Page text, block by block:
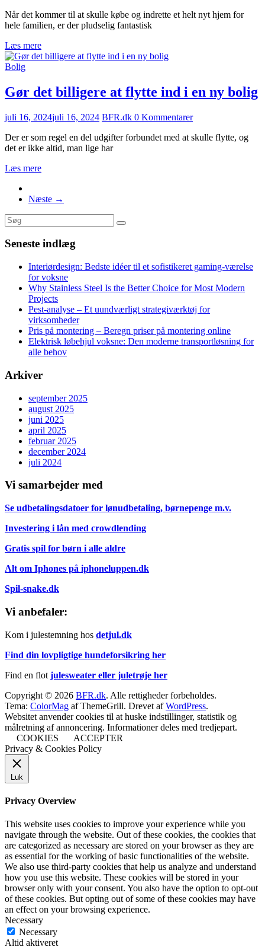
Når det kommer til at skulle købe og indrette et helt nyt hjem for
hele familien, er der pludselig fantastisk
Læs mere
Bolig
Gør det billigere at flytte ind i en ny bolig
juli 16, 2024juli 16, 2024 BFR.dk 0 Kommentarer
Der er som regel en del udgifter forbundet med at skulle flytte, og
det er ikke altid, man lige har
Læs mere
Næste →
Seneste indlæg
Interiørdesign: Bedste idéer til et sofistikeret gaming-værelse
for voksne
Why Stainless Steel Is the Better Choice for Most Modern
Projects
Pest-analyse – Et uundværligt strategiværktøj for
virksomheder
Pris på montering – Beregn priser på montering online
Elektrisk løbehjul voksne: Den moderne transportløsning for
alle behov
Arkiver
september 2025
august 2025
juni 2025
april 2025
februar 2025
december 2024
juli 2024
Vi samarbejder med
Se udbetalingsdatoer for lønudbetaling, børnepenge m.v.
Investering i lån med crowdlending
Gratis spil for børn i alle aldre
Alt om Iphones på iphoneluppen.dk
Spil-snake.dk
Vi anbefaler:
Kom i julestemning hos detjul.dk
Find din lovpligtige hundeforsikring her
Find en flot julesweater eller juletrøje her
Copyright © 2026 BFR.dk. Alle rettigheder forbeholdes.
Tema: ColorMag af ThemeGrill. Drevet afWordPress.
Websitet anvender cookies til at huske indstillinger, statistik og
målretning af annoncering. Informationer deles med tredjepart.
COOKIES
ACCEPTER
Privacy & Cookies Policy
Luk
Privacy Overview
This website uses cookies to improve your experience while you
navigate through the website. Out of these cookies, the cookies that
are categorized as necessary are stored on your browser as they are
as essential for the working of basic functionalities of the website.
We also use third-party cookies that help us analyze and understand
how you use this website. These cookies will be stored in your
browser only with your consent. You also have the option to opt-out
of these cookies. But opting out of some of these cookies may have
an effect on your browsing experience.
Necessary
Necessary
Altid aktiveret